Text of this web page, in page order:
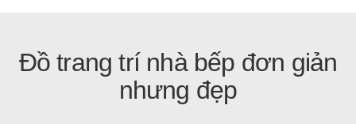
Đồ trang trí nhà bếp đơn giản
nhưng đẹp